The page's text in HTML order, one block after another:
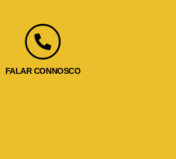
FALAR CONNOSCO